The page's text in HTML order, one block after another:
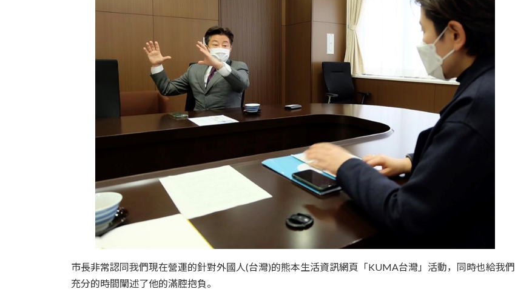
市長非常認同我們現在營運的針對外國人(台灣)的熊本生活資訊網頁「KUMA台灣」活動，同時也給我們
充分的時間闡述了他的滿腔抱負。